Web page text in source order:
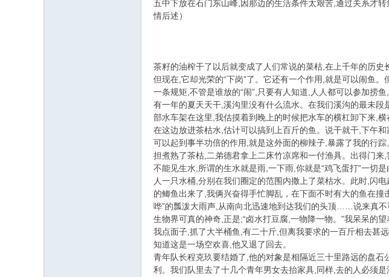
五中下放在石门东山峰,因那边的生活条件太艰苦,通过关系才
情后述）
茶籽的油榨干了以后就变成了人们常说的菜枯,在上千年的历
但现在,它却光荣的“下岗”了。它还有一个作用,就是可以闹鱼
一条规矩,不管是谁放的“闹”,只要有人知道,人人都可以参加捞
有一年的夏天天干,溪沟里没有什么流水。在我们溪沟的最未
部水车架在这里,我估摸着到晚上的时候把水车的横杠卸下来,
在这边放进茶枯水,估计可以搞到上百斤的鱼。说干就干,下午
可以起到事半功倍的作用,就是这外面的柳辣子,暴露了我的行
担煮熟了茶枯,二弟德君拿上二床竹凉席和一付渔具。出得门
不能见生水,所谓的生水就是雨,一下雨,你就是“鸡飞蛋打”一切
人一只水桶,分别在我们圈定的范围内撒上了菜枯水。此时,闪
的鲫鱼出来了,我俩兴奋得手忙脚乱，在下面不时有大的鱼在
哗”的瓢泼大雨声,从南向北迅速地到达我们的头顶……说来真
生物界可真的神奇,正是;“卤水打豆腐,一物降一物。”我呆呆的
我点面子,抓了大半桶鱼,有二十斤,但离我要求的一百斤相去甚
知道这是一场空欢喜,他又退了回去。
青年队长程克玖要结婚了,他的对象是相隔近三十里路远的盘
利。我们队里去了十几个青年男女去抬家具,同样,去的人必须